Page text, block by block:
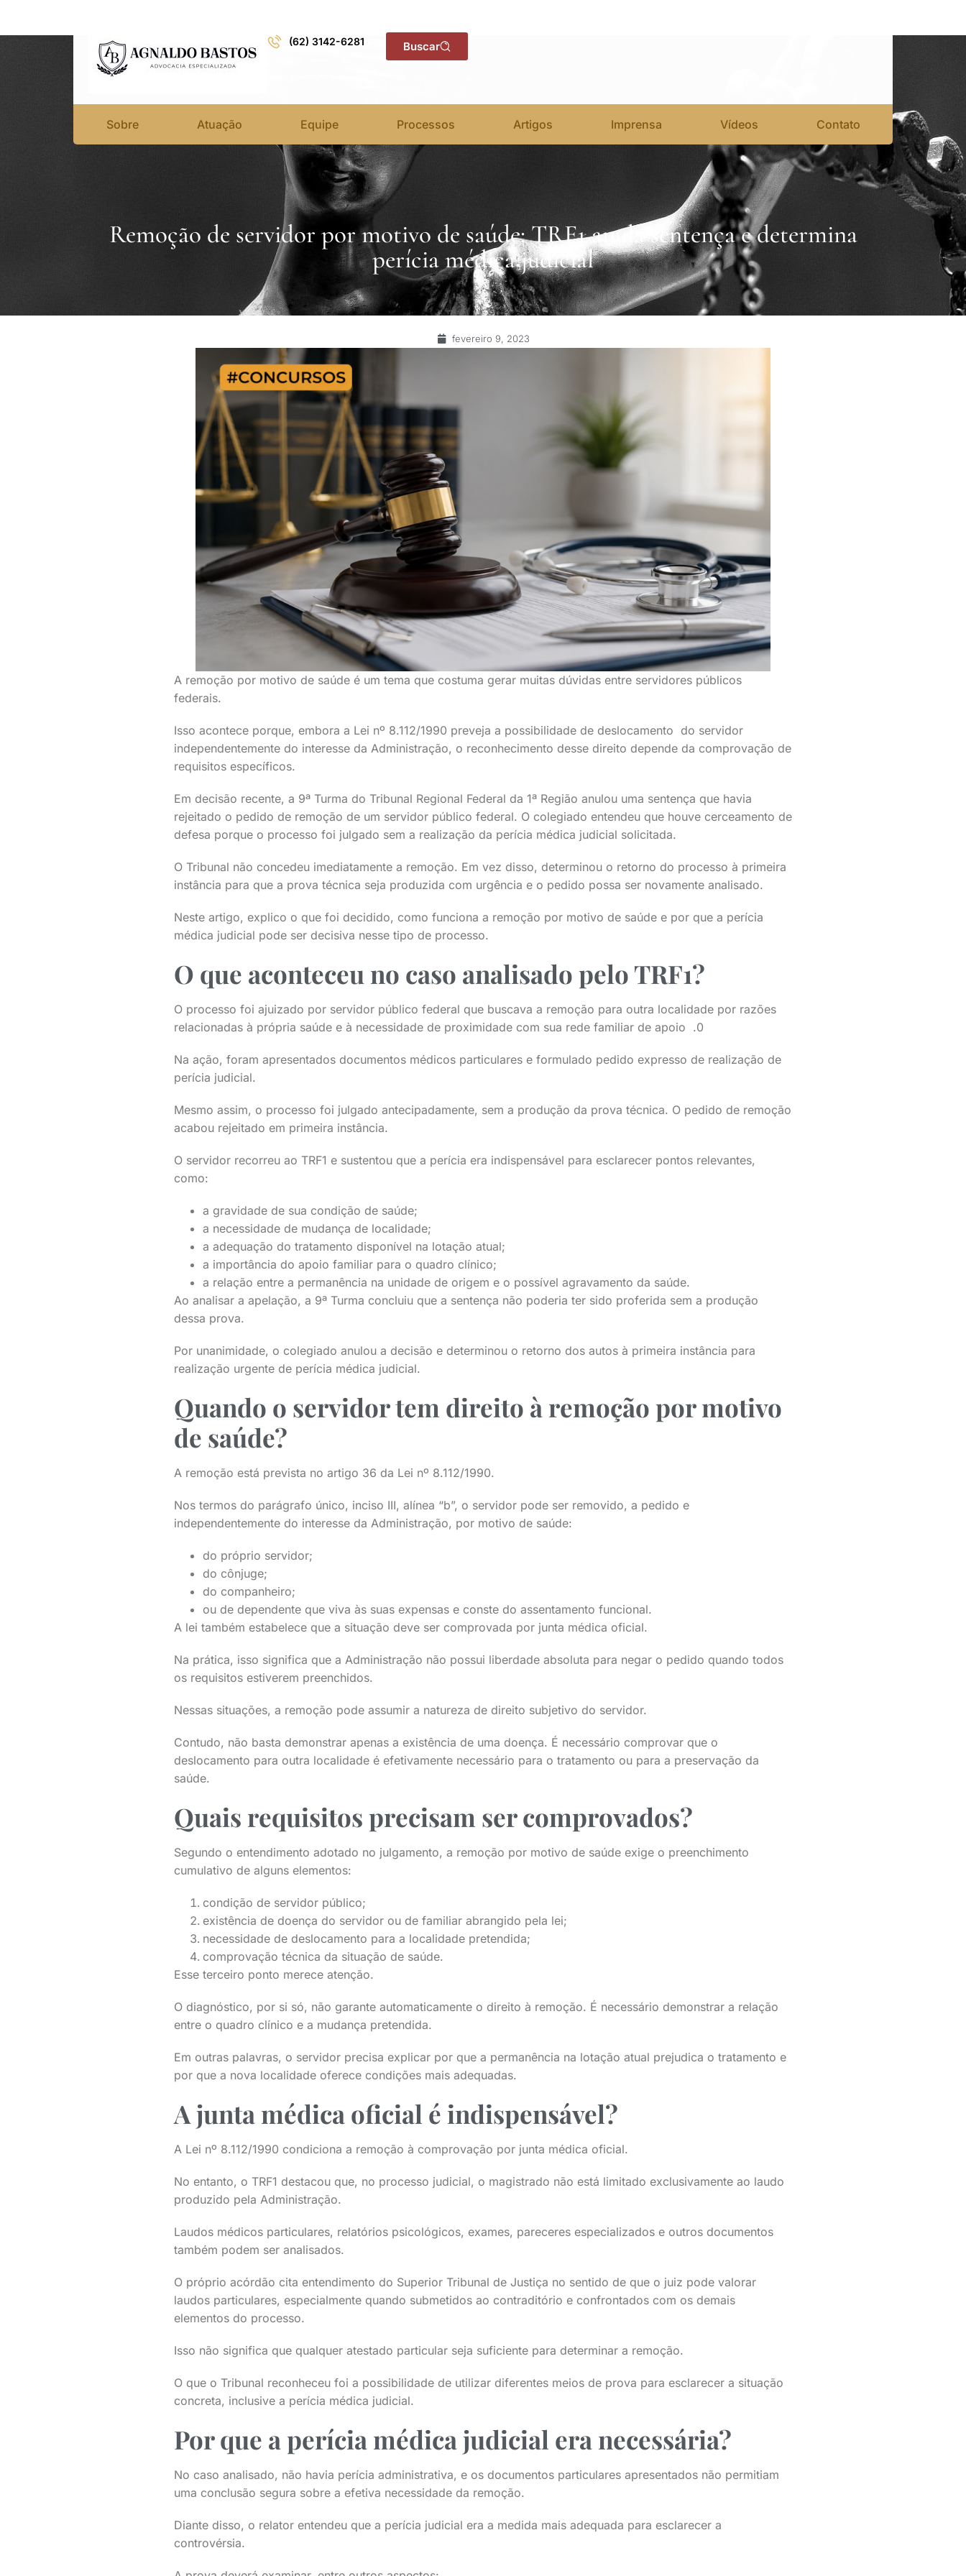
(62) 3142-6281 Buscar
Sobre Atuação Equipe Processos Artigos Imprensa Vídeos Contato
Remoção de servidor por motivo de saúde: TRF1 anula sentença e determina
perícia médica judicial
fevereiro 9, 2023
A remoção por motivo de saúde é um tema que costuma gerar muitas dúvidas entre servidores públicos
federais.
Isso acontece porque, embora a Lei nº 8.112/1990 preveja a possibilidade de deslocamento do servidor
independentemente do interesse da Administração, o reconhecimento desse direito depende da comprovação de
requisitos específicos.
Em decisão recente, a 9ª Turma do Tribunal Regional Federal da 1ª Região anulou uma sentença que havia
rejeitado o pedido de remoção de um servidor público federal. O colegiado entendeu que houve cerceamento de
defesa porque o processo foi julgado sem a realização da perícia médica judicial solicitada.
O Tribunal não concedeu imediatamente a remoção. Em vez disso, determinou o retorno do processo à primeira
instância para que a prova técnica seja produzida com urgência e o pedido possa ser novamente analisado.
Neste artigo, explico o que foi decidido, como funciona a remoção por motivo de saúde e por que a perícia
médica judicial pode ser decisiva nesse tipo de processo.
O que aconteceu no caso analisado pelo TRF1?
O processo foi ajuizado por servidor público federal que buscava a remoção para outra localidade por razões
relacionadas à própria saúde e à necessidade de proximidade com sua rede familiar de apoio .0
Na ação, foram apresentados documentos médicos particulares e formulado pedido expresso de realização de
perícia judicial.
Mesmo assim, o processo foi julgado antecipadamente, sem a produção da prova técnica. O pedido de remoção
acabou rejeitado em primeira instância.
O servidor recorreu ao TRF1 e sustentou que a perícia era indispensável para esclarecer pontos relevantes,
como:
a gravidade de sua condição de saúde;
a necessidade de mudança de localidade;
a adequação do tratamento disponível na lotação atual;
a importância do apoio familiar para o quadro clínico;
a relação entre a permanência na unidade de origem e o possível agravamento da saúde.
Ao analisar a apelação, a 9ª Turma concluiu que a sentença não poderia ter sido proferida sem a produção
dessa prova.
Por unanimidade, o colegiado anulou a decisão e determinou o retorno dos autos à primeira instância para
realização urgente de perícia médica judicial.
Quando o servidor tem direito à remoção por motivo
de saúde?
A remoção está prevista no artigo 36 da Lei nº 8.112/1990.
Nos termos do parágrafo único, inciso III, alínea “b”, o servidor pode ser removido, a pedido e
independentemente do interesse da Administração, por motivo de saúde:
do próprio servidor;
do cônjuge;
do companheiro;
ou de dependente que viva às suas expensas e conste do assentamento funcional.
A lei também estabelece que a situação deve ser comprovada por junta médica oficial.
Na prática, isso significa que a Administração não possui liberdade absoluta para negar o pedido quando todos
os requisitos estiverem preenchidos.
Nessas situações, a remoção pode assumir a natureza de direito subjetivo do servidor.
Contudo, não basta demonstrar apenas a existência de uma doença. É necessário comprovar que o
deslocamento para outra localidade é efetivamente necessário para o tratamento ou para a preservação da
saúde.
Quais requisitos precisam ser comprovados?
Segundo o entendimento adotado no julgamento, a remoção por motivo de saúde exige o preenchimento
cumulativo de alguns elementos:
condição de servidor público;
existência de doença do servidor ou de familiar abrangido pela lei;
necessidade de deslocamento para a localidade pretendida;
comprovação técnica da situação de saúde.
Esse terceiro ponto merece atenção.
O diagnóstico, por si só, não garante automaticamente o direito à remoção. É necessário demonstrar a relação
entre o quadro clínico e a mudança pretendida.
Em outras palavras, o servidor precisa explicar por que a permanência na lotação atual prejudica o tratamento e
por que a nova localidade oferece condições mais adequadas.
A junta médica oficial é indispensável?
A Lei nº 8.112/1990 condiciona a remoção à comprovação por junta médica oficial.
No entanto, o TRF1 destacou que, no processo judicial, o magistrado não está limitado exclusivamente ao laudo
produzido pela Administração.
Laudos médicos particulares, relatórios psicológicos, exames, pareceres especializados e outros documentos
também podem ser analisados.
O próprio acórdão cita entendimento do Superior Tribunal de Justiça no sentido de que o juiz pode valorar
laudos particulares, especialmente quando submetidos ao contraditório e confrontados com os demais
elementos do processo.
Isso não significa que qualquer atestado particular seja suficiente para determinar a remoção.
O que o Tribunal reconheceu foi a possibilidade de utilizar diferentes meios de prova para esclarecer a situação
concreta, inclusive a perícia médica judicial.
Por que a perícia médica judicial era necessária?
No caso analisado, não havia perícia administrativa, e os documentos particulares apresentados não permitiam
uma conclusão segura sobre a efetiva necessidade da remoção.
Diante disso, o relator entendeu que a perícia judicial era a medida mais adequada para esclarecer a
controvérsia.